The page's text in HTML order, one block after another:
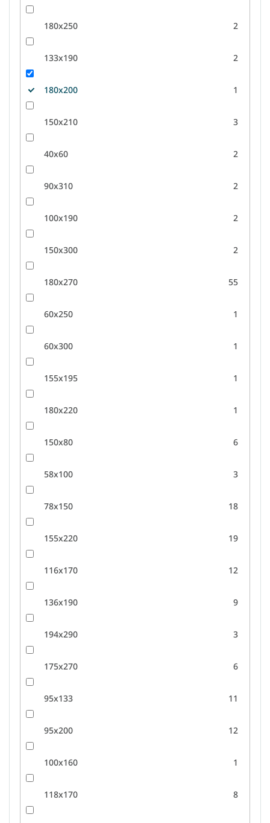
180x250 2
133x190 2
180x200 1
150x210 3
40x60 2
90x310 2
100x190 2
150x300 2
180x270 55
60x250 1
60x300 1
155x195 1
180x220 1
150x80 6
58x100 3
78x150 18
155x220 19
116x170 12
136x190 9
194x290 3
175x270 6
95x133 11
95x200 12
100x160 1
118x170 8